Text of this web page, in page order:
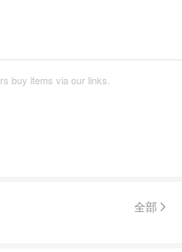
buy items via our links.
全部